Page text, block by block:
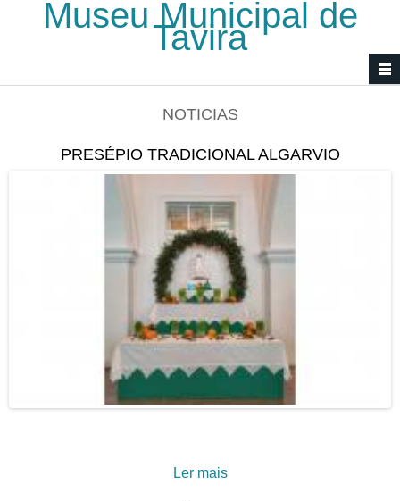
Passar para o conteúdo principal
Museu Municipal de
Tavira
NOTICIAS
PRESÉPIO TRADICIONAL ALGARVIO
Ler mais